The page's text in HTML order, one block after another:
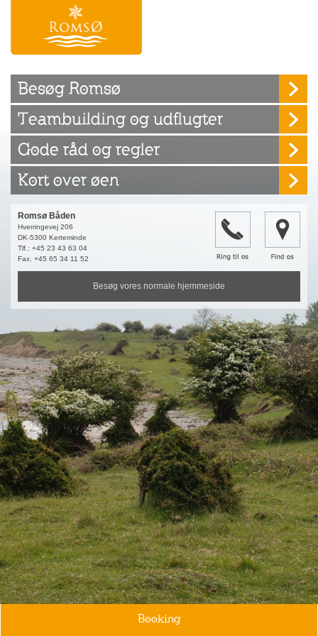
Besøg Romsø
Teambuilding og udflugter
Gode råd og regler
Kort over øen
Romsø Båden
Hverringevej 206
DK-5300 Kerteminde
Tlf.: +45 23 43 63 04
Fax. +45 65 34 11 52
Besøg vores normale hjemmeside
Booking